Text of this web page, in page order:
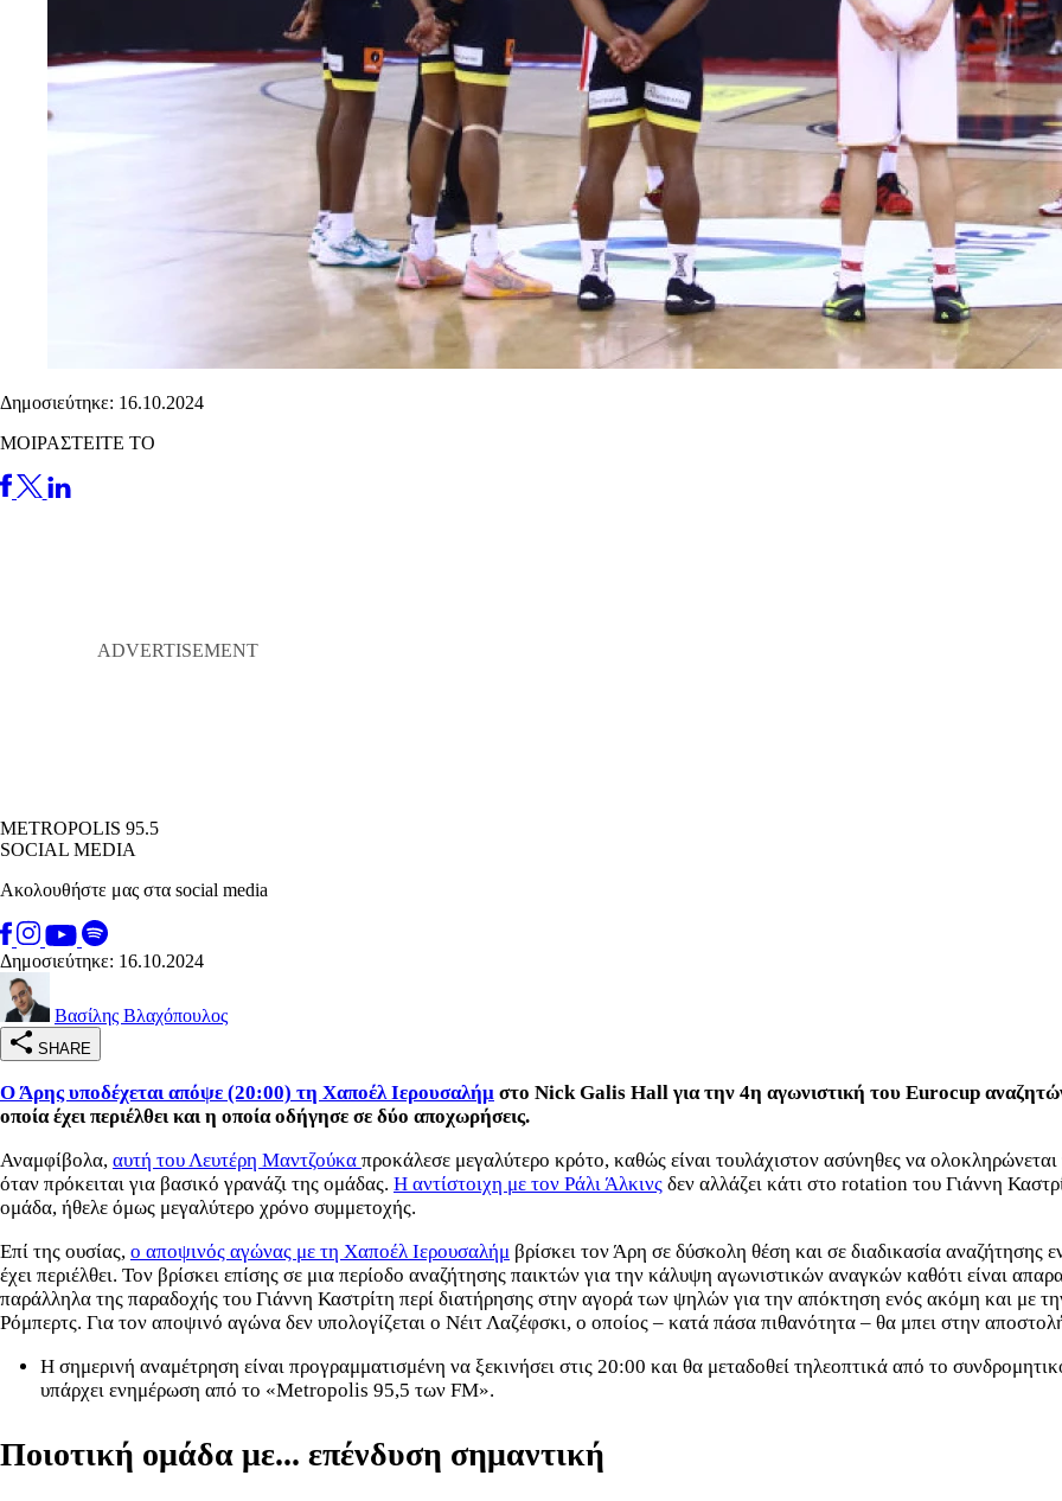
Δημοσιεύτηκε: 16.10.2024
ΜΟΙΡΑΣΤΕΙΤΕ ΤΟ
METROPOLIS 95.5
SOCIAL MEDIA
Ακολουθήστε μας στα social media
Δημοσιεύτηκε: 16.10.2024
Βασίλης Βλαχόπουλος
SHARE
Ο Άρης υποδέχεται απόψε (20:00) τη Χαποέλ Ιερουσαλήμ στο Nick Galis Hall για την 4η αγωνιστική του Eurocup
οποία έχει περιέλθει και η οποία οδήγησε σε δύο αποχωρήσεις.
Αναμφίβολα, αυτή του Λευτέρη Μαντζούκα προκάλεσε μεγαλύτερο κρότο, καθώς είναι τουλάχιστον ασύνηθες να
όταν πρόκειται για βασικό γρανάζι της ομάδας. Η αντίστοιχη με τον Ράλι Άλκινς δεν αλλάζει κάτι στο rotation του Γιάννη
ομάδα, ήθελε όμως μεγαλύτερο χρόνο συμμετοχής.
Επί της ουσίας, ο αποψινός αγώνας με τη Χαποέλ Ιερουσαλήμ βρίσκει τον Άρη σε δύσκολη θέση και σε διαδικασία αναζήτησης
έχει περιέλθει. Τον βρίσκει επίσης σε μια περίοδο αναζήτησης παικτών για την κάλυψη αγωνιστικών αναγκών καθότι είναι
παράλληλα της παραδοχής του Γιάννη Καστρίτη περί διατήρησης στην αγορά των ψηλών για την απόκτηση ενός ακόμη και με
Ρόμπερτς. Για τον αποψινό αγώνα δεν υπολογίζεται ο Νέιτ Λαζέφσκι, ο οποίος – κατά πάσα πιθανότητα – θα μπει στην
Η σημερινή αναμέτρηση είναι προγραμματισμένη να ξεκινήσει στις 20:00 και θα μεταδοθεί τηλεοπτικά από το
υπάρχει ενημέρωση από το «Metropolis 95,5 των FM».
Ποιοτική ομάδα με... επένδυση σημαντική